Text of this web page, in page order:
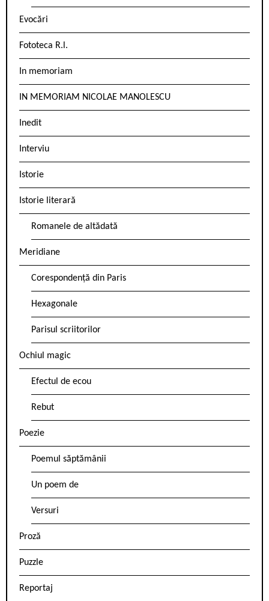
Evocări
Fototeca R.l.
In memoriam
IN MEMORIAM NICOLAE MANOLESCU
Inedit
Interviu
Istorie
Istorie literară
Romanele de altădată
Meridiane
Corespondență din Paris
Hexagonale
Parisul scriitorilor
Ochiul magic
Efectul de ecou
Rebut
Poezie
Poemul săptămânii
Un poem de
Versuri
Proză
Puzzle
Reportaj